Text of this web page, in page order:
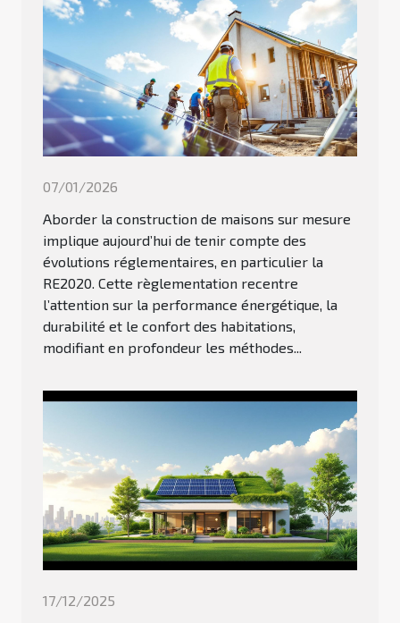
07/01/2026
Aborder la construction de maisons sur mesure
implique aujourd’hui de tenir compte des
évolutions réglementaires, en particulier la
RE2020. Cette règlementation recentre
l’attention sur la performance énergétique, la
durabilité et le confort des habitations,
modifiant en profondeur les méthodes...
17/12/2025